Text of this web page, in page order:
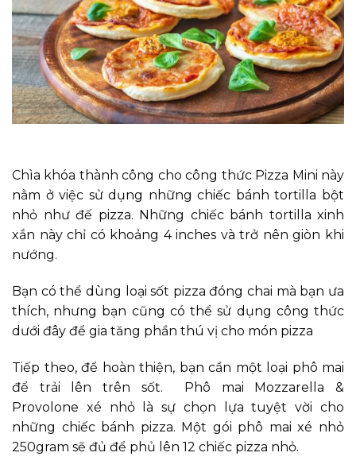
Chìa khóa thành công cho công thức Pizza Mini này
nằm ở việc sử dụng những chiếc bánh tortilla bột
nhỏ như đế pizza. Những chiếc bánh tortilla xinh
xắn này chỉ có khoảng 4 inches và trở nên giòn khi
nướng.
Bạn có thể dùng loại sốt pizza đóng chai mà bạn ưa
thích, nhưng bạn cũng có thể sử dụng công thức
dưới đây để gia tăng phần thú vị cho món pizza
Tiếp theo, để hoàn thiện, bạn cần một loại phô mai
để trải lên trên sốt. Phô mai Mozzarella &
Provolone xé nhỏ là sự chọn lựa tuyệt vời cho
những chiếc bánh pizza. Một gói phô mai xé nhỏ
250gram sẽ đủ để phủ lên 12 chiếc pizza nhỏ.